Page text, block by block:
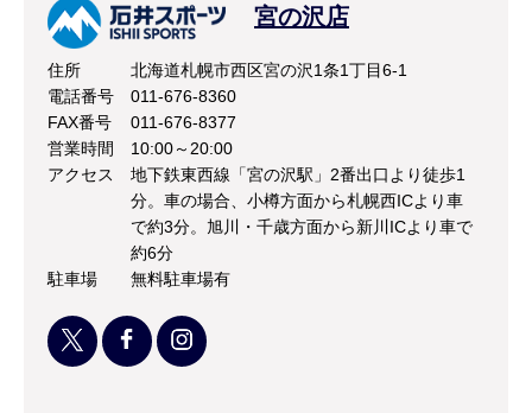
宮の沢店
住所
北海道札幌市西区宮の沢1条1丁目6-1
電話番号
011-676-8360
FAX番号
011-676-8377
営業時間
10:00～20:00
アクセス
地下鉄東西線「宮の沢駅」2番出口より徒歩1
分。車の場合、小樽方面から札幌西ICより車
で約3分。旭川・千歳方面から新川ICより車で
約6分
駐車場
無料駐車場有